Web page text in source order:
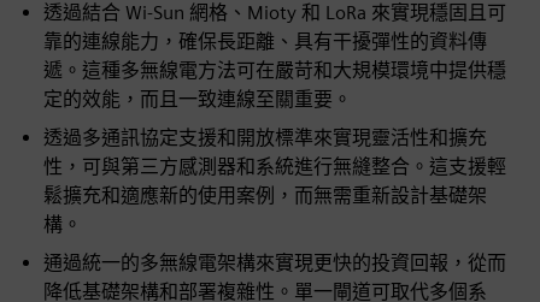
透過結合 Wi-Sun 網格、Mioty 和 LoRa 來實現穩固且可
靠的連線能力，確保長距離、具有干擾彈性的資料傳
遞。這種多無線電方法可在嚴苛和大規模環境中提供穩
定的效能，而且一致連線至關重要。
透過多通訊協定支援和開放標準來實現靈活性和擴充
性，可與第三方感測器和系統進行無縫整合。這支援輕
鬆擴充和適應新的使用案例，而無需重新設計基礎架
構。
通過統一的多無線電架構來實現更快的投資回報，從而
降低基礎架構和部署複雜性。單一閘道可取代多個系